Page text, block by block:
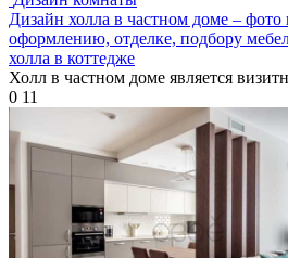
Дизайн холла в частном доме – фото
оформлению, отделке, подбору
холла в коттедже
Холл в частном доме является
0 11